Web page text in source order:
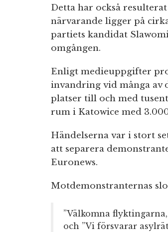
Detta har också
närvarande ligger på
partiets kandidat
omgången.
Enligt medieuppgifter
invandring vid många av
platser till och med
rum i Katowice med
Händelserna var i stort
att separera
Euronews.
Motdemonstranternas
”Välkomna
och ”Vi försvarar